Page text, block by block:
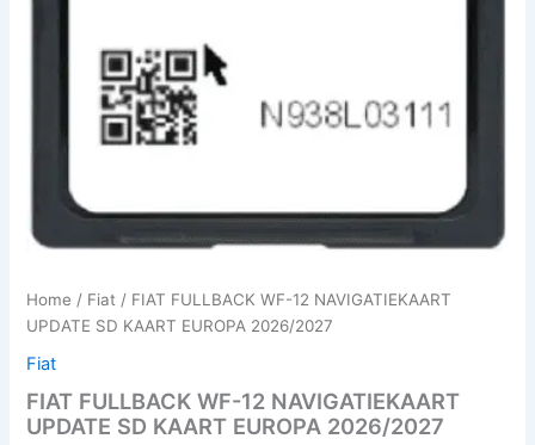
Home / Fiat / FIAT FULLBACK WF-12 NAVIGATIEKAART
UPDATE SD KAART EUROPA 2026/2027
Fiat
FIAT FULLBACK WF-12 NAVIGATIEKAART
UPDATE SD KAART EUROPA 2026/2027